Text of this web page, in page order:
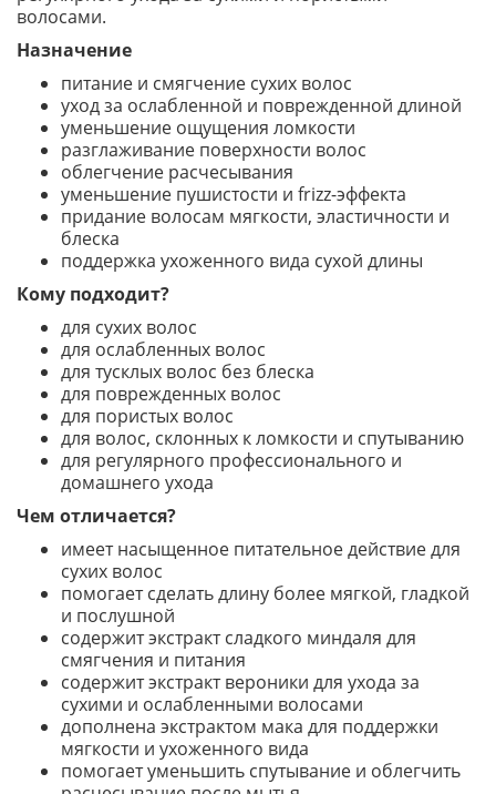
волосами.
Назначение
питание и смягчение сухих волос
уход за ослабленной и поврежденной длиной
уменьшение ощущения ломкости
разглаживание поверхности волос
облегчение расчесывания
уменьшение пушистости и frizz-эффекта
придание волосам мягкости, эластичности и
блеска
поддержка ухоженного вида сухой длины
Кому подходит?
для сухих волос
для ослабленных волос
для тусклых волос без блеска
для поврежденных волос
для пористых волос
для волос, склонных к ломкости и спутыванию
для регулярного профессионального и
домашнего ухода
Чем отличается?
имеет насыщенное питательное действие для
сухих волос
помогает сделать длину более мягкой, гладкой
и послушной
содержит экстракт сладкого миндаля для
смягчения и питания
содержит экстракт вероники для ухода за
сухими и ослабленными волосами
дополнена экстрактом мака для поддержки
мягкости и ухоженного вида
помогает уменьшить спутывание и облегчить